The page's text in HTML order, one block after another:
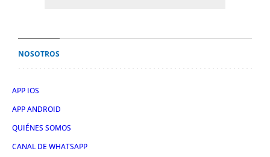
NOSOTROS
APP IOS
APP ANDROID
QUIÉNES SOMOS
CANAL DE WHATSAPP